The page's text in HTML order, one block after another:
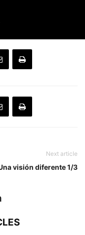
Next article
visión diferente 1/3